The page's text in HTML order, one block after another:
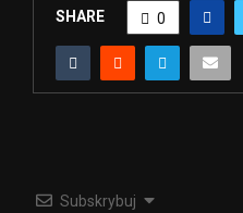
SHARE 0
Subskrybuj